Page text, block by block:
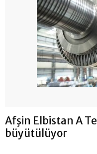
Afşin Elbistan A
büyütülüyor